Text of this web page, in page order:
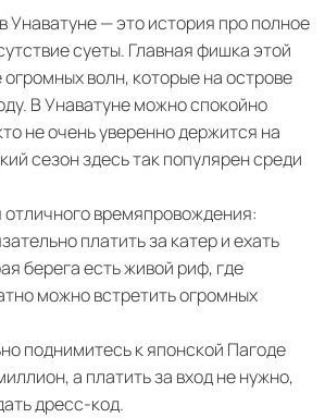
Унаватуне — это история про полное
суеты. Главная фишка этой
волн, которые на острове
В Унаватуне можно спокойно
не очень уверенно держится на
сезон здесь так популярен среди
времяпровождения:
платить за катер и ехать
берега есть живой риф, где
можно встретить огромных
поднимитесь к японской Пагоде
а платить за вход не нужно,
дресс-код.